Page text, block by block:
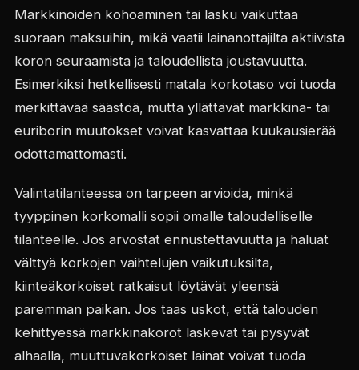
Markkinoiden kohoaminen tai lasku vaikuttaa
suoraan maksuihin, mikä vaatii lainanottajilta aktiivista
koron seuraamista ja taloudellista joustavuutta.
Esimerkiksi hetkellisesti matala korkotaso voi tuoda
merkittävää säästöä, mutta yllättävät markkina- tai
euriborin muutokset voivat kasvattaa kuukausierää
odottamattomasti.
Valintatilanteessa on tarpeen arvioida, minkä
tyyppinen korkomalli sopii omalle taloudelliselle
tilanteelle. Jos arvostat ennustettavuutta ja haluat
välttyä korkojen vaihtelujen vaikutuksilta,
kiinteäkorkoiset ratkaisut löytävät yleensä
paremman paikan. Jos taas uskot, että talouden
kehittyessä markkinakorot laskevat tai pysyvät
alhaalla, muuttuvakorkoiset lainat voivat tuoda